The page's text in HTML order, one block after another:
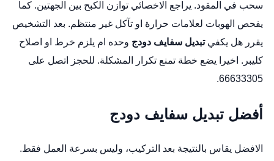
سحب في المقود. يراجع الاخصائي توازن الكبح بين الجهتين. كما
يفحص الهوبات لعلامات حرارة او تآكل غير منتظم. بعد التشخيص
يقرر هل يكفيتبديل سفايف دودج وحده ام يلزم خرط او اصلاح
كليبر. اخيرا يضع خطة تمنع تكرار المشكلة. للحجز اتصل على
66633305.
أفضل تبديل سفايف دودج
الافضل يقاس بالنتيجة بعد التركيب، وليس بسرعة العمل فقط.